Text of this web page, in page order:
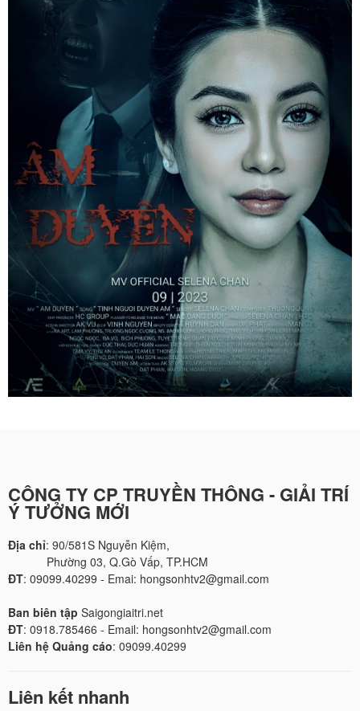
CÔNG TY CP TRUYỀN THÔNG - GIẢI TRÍ
Ý TƯỞNG MỚI
Địa chỉ: 90/581S Nguyễn Kiệm,
Phường 03, Q.Gò Vấp, TP.HCM
ĐT: 09099.40299 - Emai: hongsonhtv2@gmail.com
Ban biên tập Saigongiaitri.net
ĐT: 0918.785466 - Email: hongsonhtv2@gmail.com
Liên hệ Quảng cáo: 09099.40299
Liên kết nhanh